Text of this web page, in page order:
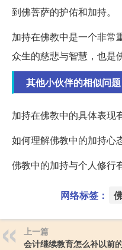
到佛菩萨的护佑和加持。
加持在佛教中是一个非常
众生的慈悲与智慧，也是
其他小伙伴的相似问题
加持在佛教中的具体表现
如何理解佛教中的加持心
佛教中的加持与个人修行
网络标签：
上一篇
会计继续教育怎么补以前